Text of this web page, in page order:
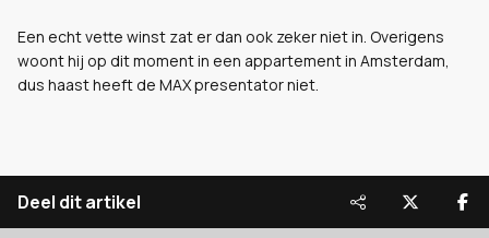
Een echt vette winst zat er dan ook zeker niet in. Overigens
woont hij op dit moment in een appartement in Amsterdam,
dus haast heeft de MAX presentator niet.
Deel dit artikel